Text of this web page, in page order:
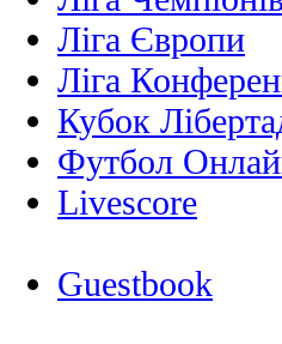
Ліга Європи
Ліга
Кубок
Футбол
Livescore
Guestbook